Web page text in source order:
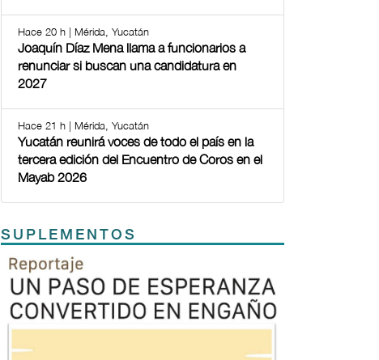
Hace 20 h | Mérida, Yucatán
Joaquín Díaz Mena llama a funcionarios a
renunciar si buscan una candidatura en
2027
Hace 21 h | Mérida, Yucatán
Yucatán reunirá voces de todo el país en la
tercera edición del Encuentro de Coros en el
Mayab 2026
SUPLEMENTOS